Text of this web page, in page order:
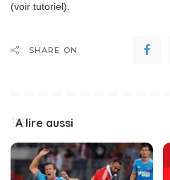
(voir tutoriel).
SHARE ON
A lire aussi